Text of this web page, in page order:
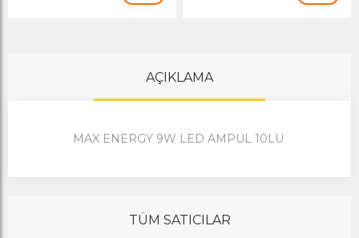
AÇIKLAMA
MAX ENERGY 9W LED AMPUL 10LU
TÜM SATICILAR